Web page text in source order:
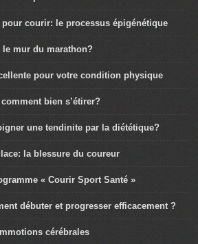
courir: le processus épigénétique
le mur du marathon?
pour votre condition physique
bien s’étirer?
une tendinite par la diététique?
la blessure du coureur
« Courir Sport Santé »
débuter et progresser efficacement ?
cérébrales